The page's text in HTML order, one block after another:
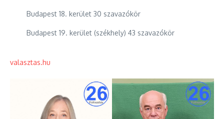
Budapest 18. kerület 30 szavazókör
Budapest 19. kerület (székhely) 43 szavazókör
valasztas.hu